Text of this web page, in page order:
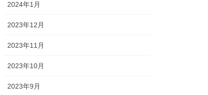
2024年1月
2023年12月
2023年11月
2023年10月
2023年9月